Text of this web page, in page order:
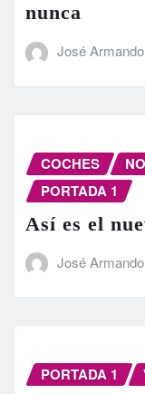
nunca
José
COCHES
PORTADA 1
Así es el
José
PORTADA 1